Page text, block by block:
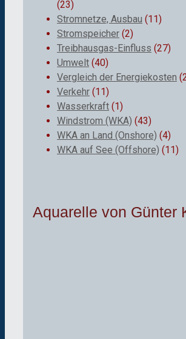
(23)
Stromnetze, Ausbau (11)
Stromspeicher (2)
Treibhausgas-Einfluss (27)
Umwelt (40)
Vergleich der Energiekosten
Verkehr (11)
Wasserkraft (1)
Windstrom (WKA) (43)
WKA an Land (Onshore) (4)
WKA auf See (Offshore) (11)
Aquarelle von Günter